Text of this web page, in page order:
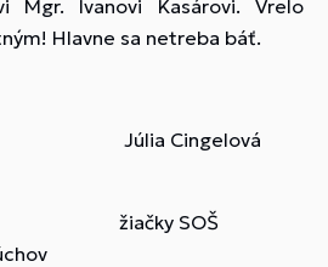
Mgr. Ivanovi Kasárovi. Vrelo
Hlavne sa netreba báť.
SOŠ